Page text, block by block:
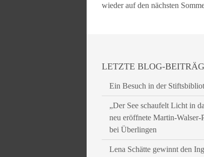
wieder auf den nächsten
LETZTE BLOG-
Ein Besuch in der
„Der See schaufelt Licht in
neu eröffnete Martin-
bei Überlingen
Lena Schätte gewinnt den